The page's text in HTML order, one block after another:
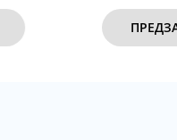
ПРЕДЗАКАЗ